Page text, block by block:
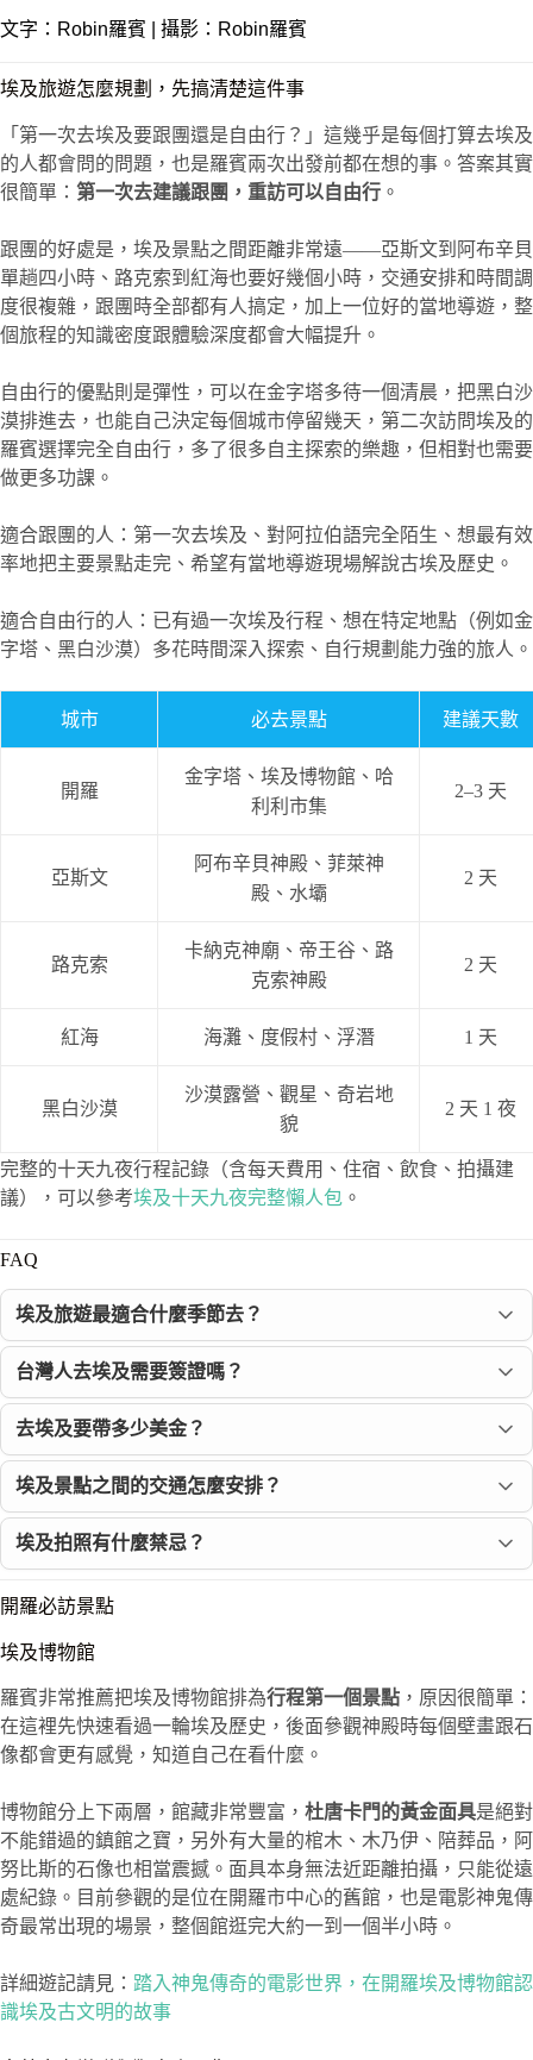
文字： Robin羅賓 | 攝影：Robin羅賓
埃及旅遊怎麼規劃，先搞清楚這件事
「第一次去埃及要跟團還是自由行？」這幾乎是每個打算去埃及
的人都會問的問題，也是羅賓兩次出發前都在想的事。答案其實
很簡單： 第一次去建議跟團，重訪可以自由行 。
跟團的好處是，埃及景點之間距離非常遠——亞斯文到阿布辛貝
單趟四小時、路克索到紅海也要好幾個小時，交通安排和時間調
度很複雜，跟團時全部都有人搞定，加上一位好的當地導遊，整
個旅程的知識密度跟體驗深度都會大幅提升。
自由行的優點則是彈性，可以在金字塔多待一個清晨，把黑白沙
漠排進去，也能自己決定每個城市停留幾天，第二次訪問埃及的
羅賓選擇完全自由行，多了很多自主探索的樂趣，但相對也需要
做更多功課。
適合跟團的人：第一次去埃及、對阿拉伯語完全陌生、想最有效
率地把主要景點走完、希望有當地導遊現場解說古埃及歷史。
適合自由行的人：已有過一次埃及行程、想在特定地點（例如金
字塔、黑白沙漠）多花時間深入探索、自行規劃能力強的旅人。
城市 必去景點 建議天數
開羅
金字塔、埃及博物館、哈
利利市集
2–3 天
亞斯文
阿布辛貝神殿、菲萊神
殿、水壩
2 天
路克索
卡納克神廟、帝王谷、路
克索神殿
2 天
紅海 海灘、度假村、浮潛 1 天
黑白沙漠
沙漠露營、觀星、奇岩地
貌
2 天 1 夜
完整的十天九夜行程記錄（含每天費用、住宿、飲食、拍攝建
議），可以參考埃及十天九夜完整懶人包 。
FAQ
埃及旅遊最適合什麼季節去？
台灣人去埃及需要簽證嗎？
去埃及要帶多少美金？
埃及景點之間的交通怎麼安排？
埃及拍照有什麼禁忌？
開羅必訪景點
埃及博物館
羅賓非常推薦把埃及博物館排為行程第一個景點 ，原因很簡單：
在這裡先快速看過一輪埃及歷史，後面參觀神殿時每個壁畫跟石
像都會更有感覺，知道自己在看什麼。
博物館分上下兩層，館藏非常豐富， 杜唐卡門的黃金面具是絕對
不能錯過的鎮館之寶，另外有大量的棺木、木乃伊、陪葬品，阿
努比斯的石像也相當震撼。面具本身無法近距離拍攝，只能從遠
處紀錄。目前參觀的是位在開羅市中心的舊館，也是電影神鬼傳
奇最常出現的場景，整個館逛完大約一到一個半小時。
詳細遊記請見： 踏入神鬼傳奇的電影世界，在開羅埃及博物館認
識埃及古文明的故事